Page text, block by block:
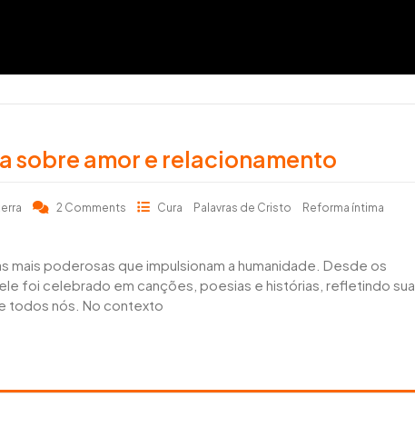
sobre amor e relacionamento
2 Comments Cura Palavras de Cristo
Reforma íntima
mais poderosas que impulsionam a humanidade. Desde os
foi celebrado em canções, poesias e histórias, refletindo sua
todos nós. No contexto